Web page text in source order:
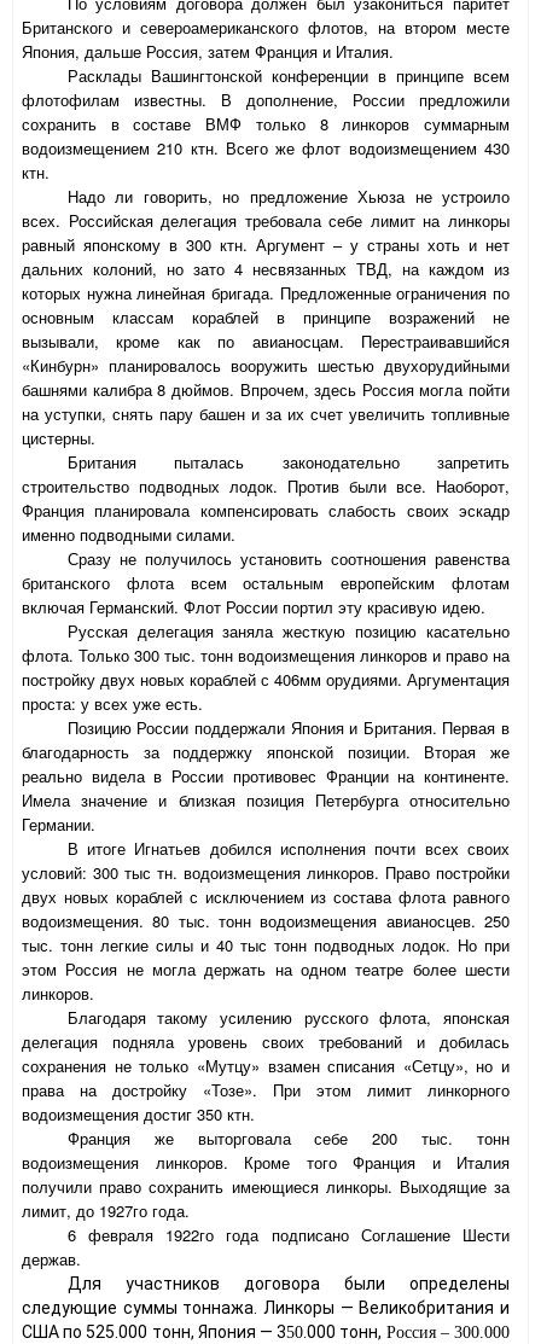
Британского и североамериканского флотов, на втором месте
Япония, дальше Россия, затем Франция и Италия.
Расклады Вашингтонской конференции в принципе всем
флотофилам известны. В дополнение, России предложили
сохранить в составе ВМФ только 8 линкоров суммарным
водоизмещением 210 ктн. Всего же флот водоизмещением 430
ктн.
Надо ли говорить, но предложение Хьюза не устроило
всех. Российская делегация требовала себе лимит на линкоры
равный японскому в 300 ктн. Аргумент – у страны хоть и нет
дальних колоний, но зато 4 несвязанных ТВД, на каждом из
которых нужна линейная бригада. Предложенные ограничения по
основным классам кораблей в принципе возражений не
вызывали, кроме как по авианосцам. Перестраивавшийся
«Кинбурн» планировалось вооружить шестью двухорудийными
башнями калибра 8 дюймов. Впрочем, здесь Россия могла пойти
на уступки, снять пару башен и за их счет увеличить топливные
цистерны.
Британия пыталась законодательно запретить
строительство подводных лодок. Против были все. Наоборот,
Франция планировала компенсировать слабость своих эскадр
именно подводными силами.
Сразу не получилось установить соотношения равенства
британского флота всем остальным европейским флотам
включая Германский. Флот России портил эту красивую идею.
Русская делегация заняла жесткую позицию касательно
флота. Только 300 тыс. тонн водоизмещения линкоров и право на
постройку двух новых кораблей с 406мм орудиями. Аргументация
проста: у всех уже есть.
Позицию России поддержали Япония и Британия. Первая в
благодарность за поддержку японской позиции. Вторая же
реально видела в России противовес Франции на континенте.
Имела значение и близкая позиция Петербурга относительно
Германии.
В итоге Игнатьев добился исполнения почти всех своих
условий: 300 тыс тн. водоизмещения линкоров. Право постройки
двух новых кораблей с исключением из состава флота равного
водоизмещения. 80 тыс. тонн водоизмещения авианосцев. 250
тыс. тонн легкие силы и 40 тыс тонн подводных лодок. Но при
этом Россия не могла держать на одном театре более шести
линкоров.
Благодаря такому усилению русского флота, японская
делегация подняла уровень своих требований и добилась
сохранения не только «Мутцу» взамен списания «Сетцу», но и
права на достройку «Тозе». При этом лимит линкорного
водоизмещения достиг 350 ктн.
Франция же выторговала себе 200 тыс. тонн
водоизмещения линкоров. Кроме того Франция и Италия
получили право сохранить имеющиеся линкоры. Выходящие за
лимит, до 1927го года.
6 февраля 1922го года подписано Соглашение Шести
держав.
Для участников договора были определены
следующие суммы тоннажа. Линкоры — Великобритания и
США по 525.000 тонн, Япония — 350.000 тонн, Россия – 300.000